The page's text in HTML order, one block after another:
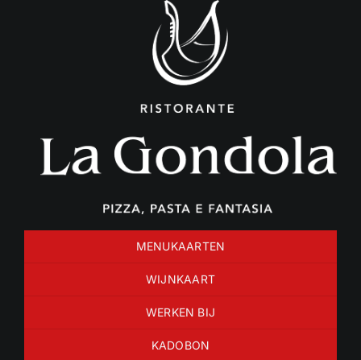
MENUKAARTEN
WIJNKAART
WERKEN BIJ
KADOBON